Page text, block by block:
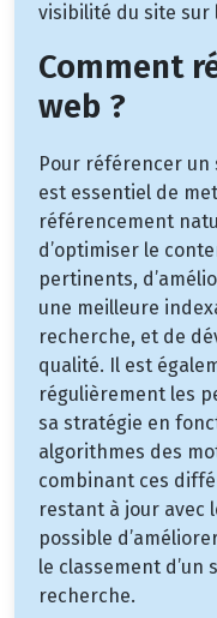
visibilité du site sur
Comment
web ?
Pour référencer un
est essentiel de
référencement
d’optimiser le
pertinents,
une meilleure
recherche, et de
qualité. Il est
régulièrement les
sa stratégie en
algorithmes des
combinant ces
restant à jour avec
possible
le classement d’un
recherche.